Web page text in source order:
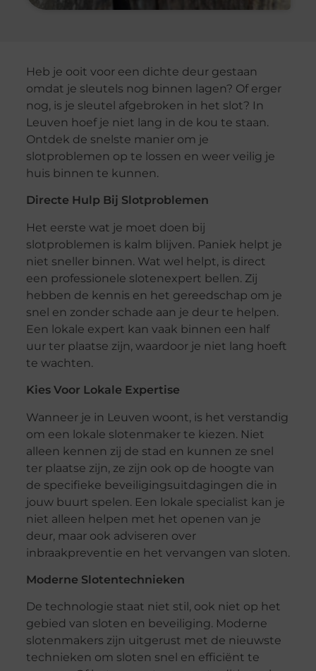
Heb je ooit voor een dichte deur gestaan
omdat je sleutels nog binnen lagen? Of erger
nog, is je sleutel afgebroken in het slot? In
Leuven hoef je niet lang in de kou te staan.
Ontdek de snelste manier om je
slotproblemen op te lossen en weer veilig je
huis binnen te kunnen.
Directe Hulp Bij Slotproblemen
Het eerste wat je moet doen bij
slotproblemen is kalm blijven. Paniek helpt je
niet sneller binnen. Wat wel helpt, is direct
een professionele slotenexpert bellen. Zij
hebben de kennis en het gereedschap om je
snel en zonder schade aan je deur te helpen.
Een lokale expert kan vaak binnen een half
uur ter plaatse zijn, waardoor je niet lang hoeft
te wachten.
Kies Voor Lokale Expertise
Wanneer je in Leuven woont, is het verstandig
om een lokale slotenmaker te kiezen. Niet
alleen kennen zij de stad en kunnen ze snel
ter plaatse zijn, ze zijn ook op de hoogte van
de specifieke beveiligingsuitdagingen die in
jouw buurt spelen. Een lokale specialist kan je
niet alleen helpen met het openen van je
deur, maar ook adviseren over
inbraakpreventie en het vervangen van sloten.
Moderne Slotentechnieken
De technologie staat niet stil, ook niet op het
gebied van sloten en beveiliging. Moderne
slotenmakers zijn uitgerust met de nieuwste
technieken om sloten snel en efficiënt te